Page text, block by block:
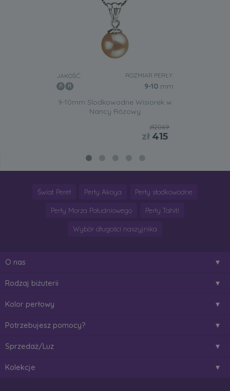
JAKOŚĆ: ROZMIAR PERŁY:
9-10 mm
9-10mm Slodkowodne Wisiorek w
Nancy Rózowy
zł2069
zł 415
Świat Pereł Perły Akoya Perły słodkowodne
Perły Morza Południowego Perły Tahiti
Wybór długości naszyjnika
O nas
Rodzaj biżuterii
Kolor perłowy
Potrzebujesz pomocy?
Sprzedaż/Luz
Kolekcje